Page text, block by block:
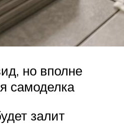
но вполне
самоделка
залит